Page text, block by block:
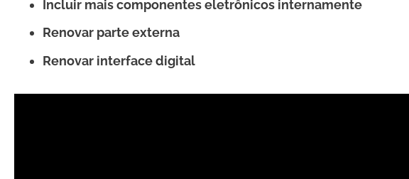
Incluir mais componentes eletrônicos internamente
Renovar parte externa
Renovar interface digital